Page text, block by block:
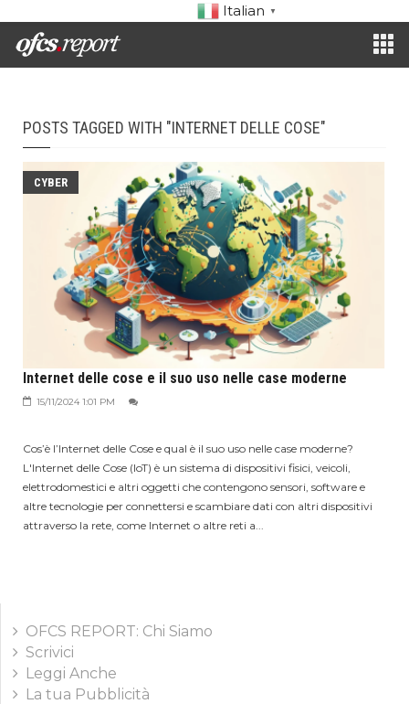
Italian ▼
POSTS TAGGED WITH "INTERNET DELLE COSE"
CYBER
Internet delle cose e il suo uso nelle case moderne
15/11/2024 1:01 PM
Cos’è l’Internet delle Cose e qual è il suo uso nelle case moderne?
L'Internet delle Cose (IoT) è un sistema di dispositivi fisici, veicoli,
elettrodomestici e altri oggetti che contengono sensori, software e
altre tecnologie per connettersi e scambiare dati con altri dispositivi
attraverso la rete, come Internet o altre reti a...
OFCS REPORT: Chi Siamo
Scrivici
Leggi Anche
La tua Pubblicità